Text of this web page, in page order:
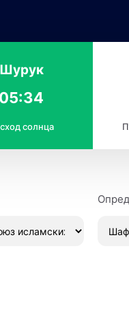
Шурук
05:34
солнца